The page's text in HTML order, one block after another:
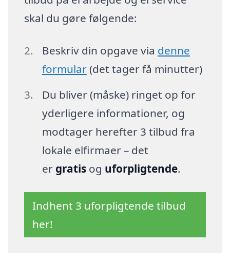
skal du gøre følgende:
Beskriv din opgave via denne
formular(det tager få minutter)
Du bliver (måske) ringet op for
yderligere informationer, og
modtager herefter 3 tilbud fra
lokale elfirmaer – det
er gratisog uforpligtende.
Indhent 3 uforpligtende tilbud
her!